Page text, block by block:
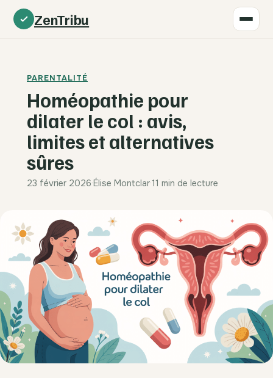
ZenTribu
PARENTALITÉ
Homéopathie pour
dilater le col : avis,
limites et alternatives
sûres
23 février 2026·Élise Montclar·11 min de lecture